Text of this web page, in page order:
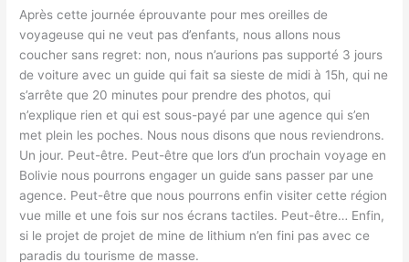
Après cette journée éprouvante pour mes oreilles de
voyageuse qui ne veut pas d’enfants, nous allons nous
coucher sans regret: non, nous n’aurions pas supporté 3 jours
de voiture avec un guide qui fait sa sieste de midi à 15h, qui ne
s’arrête que 20 minutes pour prendre des photos, qui
n’explique rien et qui est sous-payé par une agence qui s’en
met plein les poches. Nous nous disons que nous reviendrons.
Un jour. Peut-être. Peut-être que lors d’un prochain voyage en
Bolivie nous pourrons engager un guide sans passer par une
agence. Peut-être que nous pourrons enfin visiter cette région
vue mille et une fois sur nos écrans tactiles. Peut-être… Enfin,
si le projet de projet de mine de lithium n’en fini pas avec ce
paradis du tourisme de masse.